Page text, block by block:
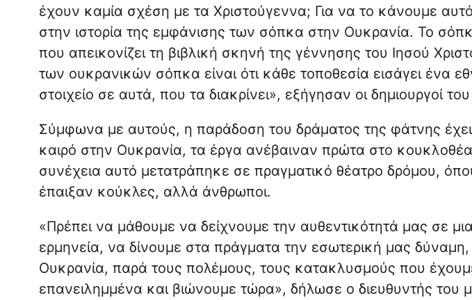
έχουν καμία σχέση με τα Χριστούγεννα; Για να το κάνουμε
στην ιστορία της εμφάνισης των σόπκα στην Ουκρανία. Το
που απεικονίζει τη βιβλική σκηνή της γέννησης του Ιησού
των ουκρανικών σόπκα είναι ότι κάθε τοποθεσία εισάγει ένα
στοιχείο σε αυτά, που τα διακρίνει», εξήγησαν οι δημιουργοί
Σύμφωνα με αυτούς, η παράδοση του δράματος της φάτνης
καιρό στην Ουκρανία, τα έργα ανέβαιναν πρώτα στο
συνέχεια αυτό μετατράπηκε σε πραγματικό θέατρο δρόμου,
έπαιξαν κούκλες, αλλά άνθρωποι.
«Πρέπει να μάθουμε να δείχνουμε την αυθεντικότητά μας σε
ερμηνεία, να δίνουμε στα πράγματα την εσωτερική μας δύναμη,
Ουκρανία, παρά τους πολέμους, τους κατακλυσμούς που
επανειλημμένα και βιώνουμε τώρα», δήλωσε ο διευθυντής του